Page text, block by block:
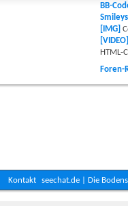
BB-
Smileys
[IMG]
[VIDEO]
HTML-
Foren-
Kontakt seechat.de | Die